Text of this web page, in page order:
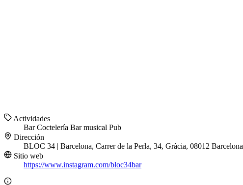
Actividades
BarCoctelería Bar musical Pub
Dirección
BLOC 34 | Barcelona, Carrer de la Perla, 34, Gràcia, 08012 Barcelona
Sitio web
https://www.instagram.com/bloc34bar